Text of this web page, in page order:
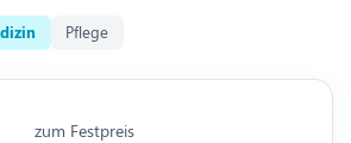
Pflege
zum Festpreis